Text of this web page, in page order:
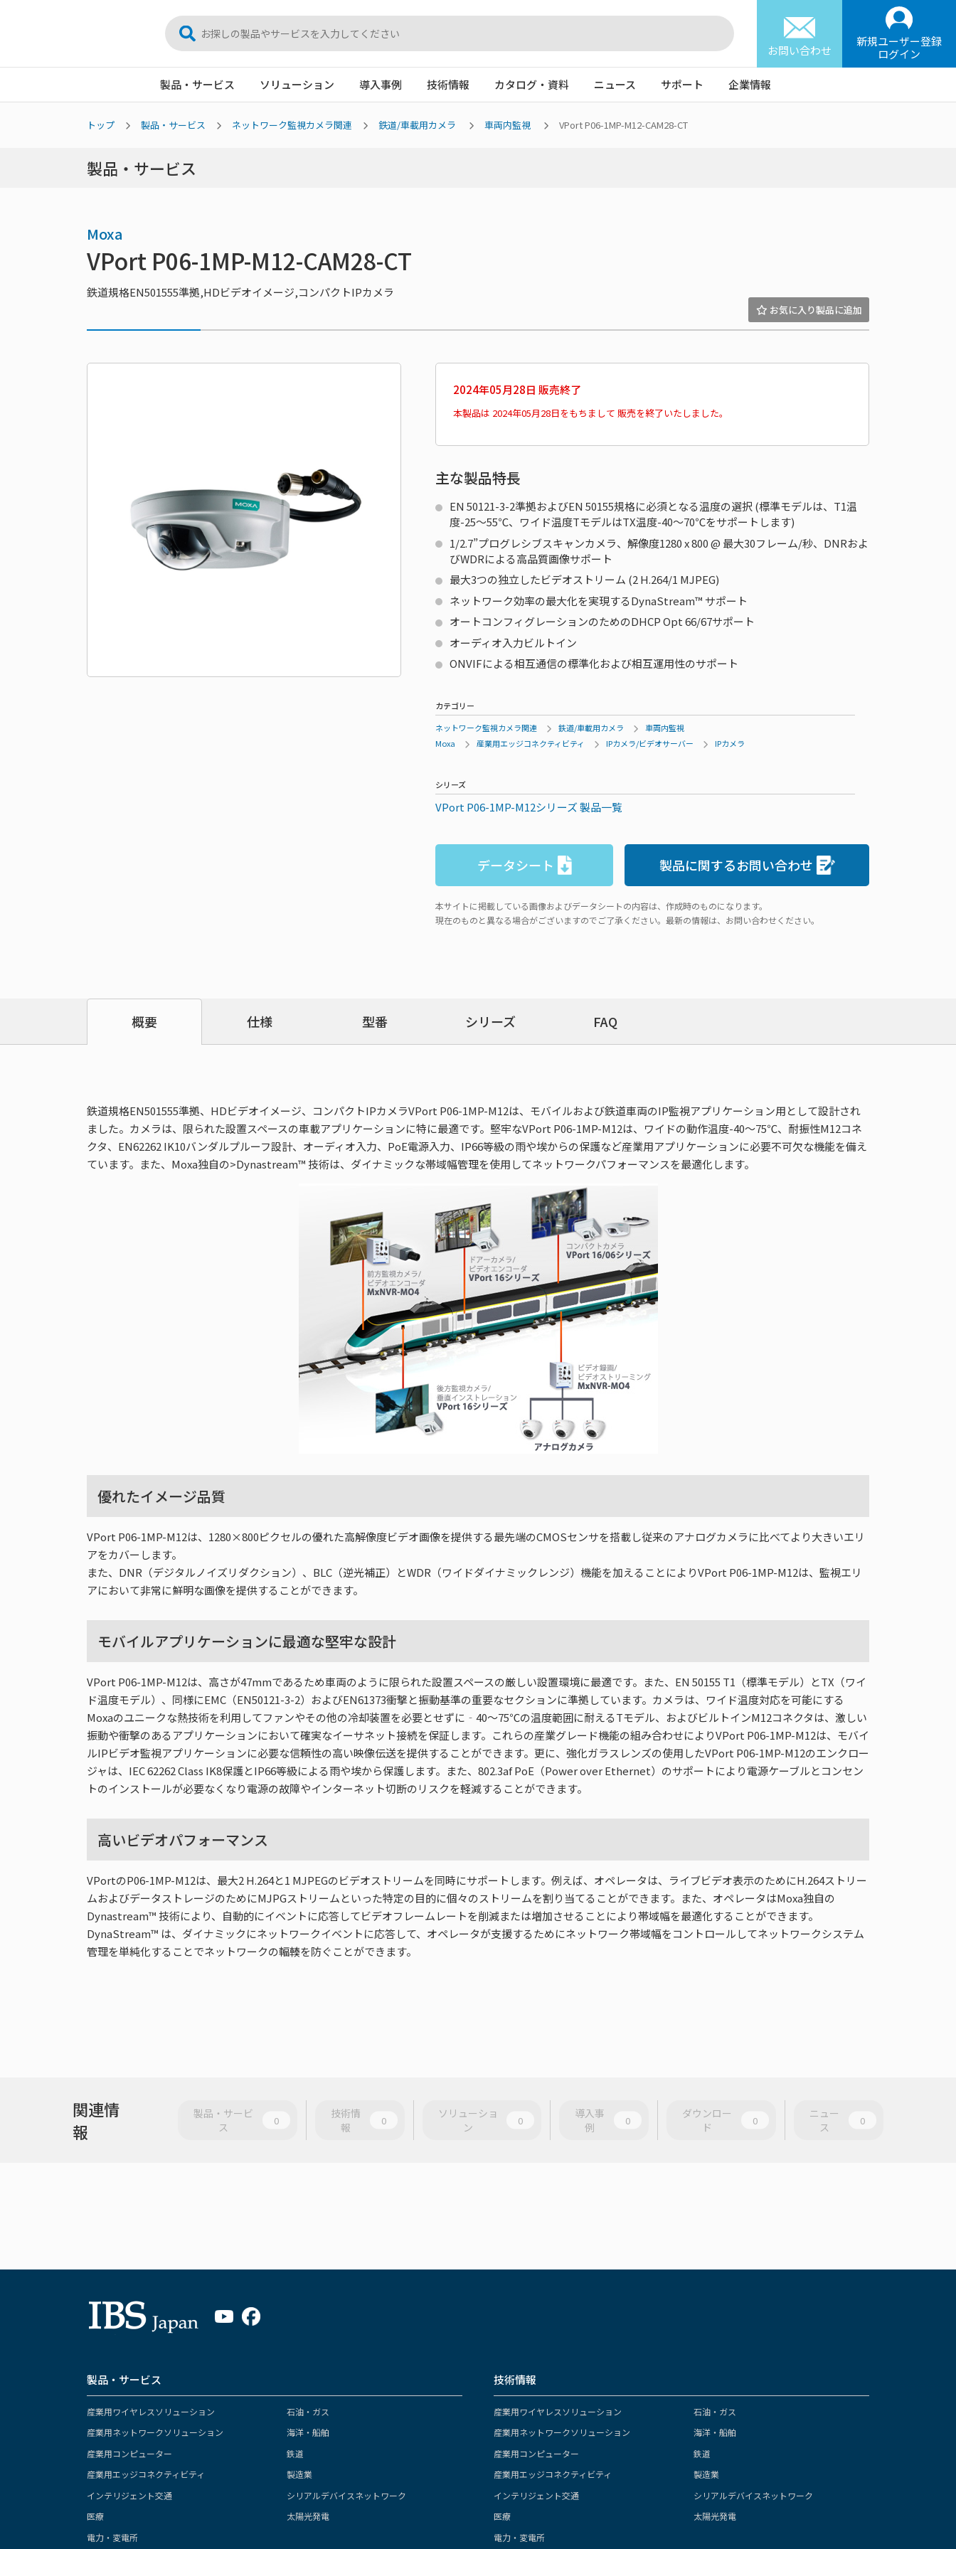
お問い合わせ
新規ユーザー登録
ログイン
製品・サービス ソリューション 導入事例 技術情報 カタログ・資料 ニュース サポート 企業情報
トップ 製品・サービス ネットワーク監視カメラ関連 鉄道/車載用カメラ 車両内監視 VPort P06-1MP-M12-CAM28-CT
製品・サービス
Moxa
VPort P06-1MP-M12-CAM28-CT
鉄道規格EN501555準拠,HDビデオイメージ,コンパクトIPカメラ
2024年05月28日 販売終了
本製品は 2024年05月28日をもちまして 販売を終了いたしました。
主な製品特長
EN 50121-3-2準拠およびEN 50155規格に必須となる温度の選択 (標準モデルは、T1温
度-25～55℃、ワイド温度TモデルはTX温度-40～70℃をサポートします)
1/2.7”プログレシブスキャンカメラ、解像度1280 x 800 @ 最大30フレーム/秒、DNRおよ
びWDRによる高品質画像サポート
最大3つの独立したビデオストリーム (2 H.264/1 MJPEG)
ネットワーク効率の最大化を実現するDynaStream™ サポート
オートコンフィグレーションのためのDHCP Opt 66/67サポート
オーディオ入力ビルトイン
ONVIFによる相互通信の標準化および相互運用性のサポート
カテゴリー
ネットワーク監視カメラ関連
鉄道/車載用カメラ
車両内監視
Moxa
産業用エッジコネクティビティ IPカメラ/ビデオサーバー IPカメラ
シリーズ
VPort P06-1MP-M12シリーズ 製品一覧
データシート 製品に関するお問い合わせ
本サイトに掲載している画像およびデータシートの内容は、作成時のものになります。
現在のものと異なる場合がございますのでご了承ください。最新の情報は、お問い合わせください。
概要 仕様 型番 シリーズ FAQ
鉄道規格EN501555準拠、HDビデオイメージ、コンパクトIPカメラVPort P06-1MP-M12は、モバイルおよび鉄道車両のIP監視アプリケーション用として設計され
ました。カメラは、限られた設置スペースの車載アプリケーションに特に最適です。堅牢なVPort P06-1MP-M12は、ワイドの動作温度-40～75℃、耐振性M12コネ
クタ、EN62262 IK10バンダルプルーフ設計、オーディオ入力、PoE電源入力、IP66等級の雨や埃からの保護など産業用アプリケーションに必要不可欠な機能を備え
ています。また、Moxa独自の>Dynastream™ 技術は、ダイナミックな帯域幅管理を使用してネットワークパフォーマンスを最適化します。
優れたイメージ品質
VPort P06-1MP-M12は、1280×800ピクセルの優れた高解像度ビデオ画像を提供する最先端のCMOSセンサを搭載し従来のアナログカメラに比べてより大きいエリ
アをカバーします。
また、DNR（デジタルノイズリダクション）、BLC（逆光補正）とWDR（ワイドダイナミックレンジ）機能を加えることによりVPort P06-1MP-M12は、監視エリ
アにおいて非常に鮮明な画像を提供することができます。
モバイルアプリケーションに最適な堅牢な設計
VPort P06-1MP-M12は、高さが47mmであるため車両のように限られた設置スペースの厳しい設置環境に最適です。また、EN 50155 T1（標準モデル）とTX（ワイ
ド温度モデル）、同様にEMC（EN50121-3-2）およびEN61373衝撃と振動基準の重要なセクションに準拠しています。カメラは、ワイド温度対応を可能にする
Moxaのユニークな熱技術を利用してファンやその他の冷却装置を必要とせずに‐40～75℃の温度範囲に耐えるTモデル、およびビルトインM12コネクタは、激しい
振動や衝撃のあるアプリケーションにおいて確実なイーサネット接続を保証します。これらの産業グレード機能の組み合わせによりVPort P06-1MP-M12は、モバイ
ルIPビデオ監視アプリケーションに必要な信頼性の高い映像伝送を提供することができます。更に、強化ガラスレンズの使用したVPort P06-1MP-M12のエンクロー
ジャは、IEC 62262 Class IK8保護とIP66等級による雨や埃から保護します。また、802.3af PoE（Power over Ethernet）のサポートにより電源ケーブルとコンセン
トのインストールが必要なくなり電源の故障やインターネット切断のリスクを軽減することができます。
高いビデオパフォーマンス
VPortのP06-1MP-M12は、最大2 H.264と1 MJPEGのビデオストリームを同時にサポートします。例えば、オペレータは、ライブビデオ表示のためにH.264ストリー
ムおよびデータストレージのためにMJPGストリームといった特定の目的に個々のストリームを割り当てることができます。また、オペレータはMoxa独自の
Dynastream™ 技術により、自動的にイベントに応答してビデオフレームレートを削減または増加させることにより帯域幅を最適化することができます。
DynaStream™ は、ダイナミックにネットワークイベントに応答して、オペレータが支援するためにネットワーク帯域幅をコントロールしてネットワークシステム
管理を単純化することでネットワークの輻輳を防ぐことができます。
関連情
報
製品・サービ
ス
0
技術情
報
0
ソリューショ
ン
0
導入事
例
0
ダウンロー
ド
0
ニュー
ス
0
製品・サービス
産業用ワイヤレスソリューション
産業用ネットワークソリューション
産業用コンピューター
産業用エッジコネクティビティ
インテリジェント交通
医療
電力・変電所
石油・ガス
海洋・船舶
鉄道
製造業
シリアルデバイスネットワーク
太陽光発電
技術情報
産業用ワイヤレスソリューション
産業用ネットワークソリューション
産業用コンピューター
産業用エッジコネクティビティ
インテリジェント交通
医療
電力・変電所
石油・ガス
海洋・船舶
鉄道
製造業
シリアルデバイスネットワーク
太陽光発電